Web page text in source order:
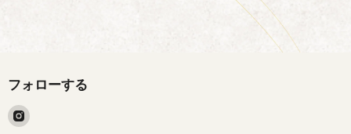
フォローする
Instagram